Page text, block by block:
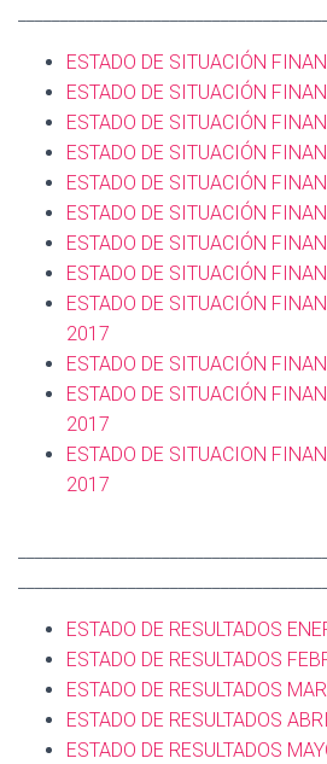
ESTADO DE SITUACIÓN
ESTADO DE SITUACIÓN
ESTADO DE SITUACIÓN
ESTADO DE SITUACIÓN
ESTADO DE SITUACIÓN
ESTADO DE SITUACIÓN
ESTADO DE SITUACIÓN
ESTADO DE SITUACIÓN
ESTADO DE SITUACIÓN
2017
ESTADO DE SITUACIÓN
ESTADO DE SITUACIÓN
2017
ESTADO DE SITUACION
2017
ESTADO DE RESULTADOS
ESTADO DE RESULTADOS
ESTADO DE RESULTADOS
ESTADO DE RESULTADOS
ESTADO DE RESULTADOS